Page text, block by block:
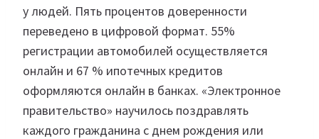
у людей. Пять процентов доверенности
переведено в цифровой формат. 55%
регистрации автомобилей осуществляется
онлайн и 67 % ипотечных кредитов
оформляются онлайн в банках. «Электронное
правительство» научилось поздравлять
каждого гражданина с днем рождения или